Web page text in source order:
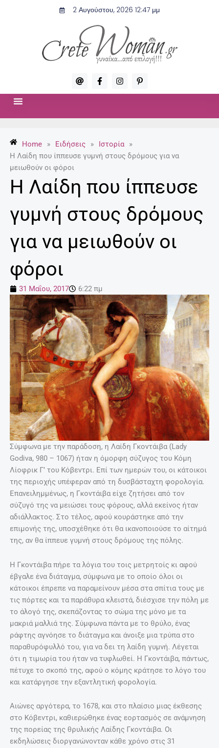
2 Αυγούστου, 2026 12:47 μμ
A
t
F
a
c
-
f
I
n
s
m
P
i
n
p
Home » Ειδήσεις » Ιστορία
»
Η Λαίδη που ίππευσε γυμνή στους δρόμους για να
μειωθούν οι φόροι
Η Λαίδη που ίππευσε
γυμνή στους δρόμους
για να μειωθούν οι
φόροι
31 Μαΐου, 2017 6:22 πμ
Σύμφωνα με την παράδοση, η Λαίδη Γκοντάιβα (Lady
Godiva, 980 – 1067) ήταν η όμορφη σύζυγος του Κόμη
Λίοφρικ Γ’ του Κόβεντρι. Επί των ημερών του, οι κάτοικοι
της περιοχής υπέφεραν από τη δυσβάσταχτη φορολογία.
Επανειλημμένως, η Γκοντάιβα είχε ζητήσει από τον
σύζυγό της να μειώσει τους φόρους, αλλά εκείνος ήταν
αδιάλλακτος. Στο τέλος, αφού κουράστηκε από την
επιμονής της, υποσχέθηκε ότι θα ικανοποιούσε το αίτημά
της, αν θα ίππευε γυμνή στους δρόμους της πόλης.
Η Γκοντάιβα πήρε τα λόγια του τοις μετρητοίς κι αφού
έβγαλε ένα διάταγμα, σύμφωνα με το οποίο όλοι οι
κάτοικοι έπρεπε να παραμείνουν μέσα στα σπίτια τους με
τις πόρτες και τα παράθυρα κλειστά, διέσχισε την πόλη με
το άλογό της, σκεπάζοντας το σώμα της μόνο με τα
μακριά μαλλιά της. Σύμφωνα πάντα με το θρύλο, ένας
ράφτης αγνόησε το διάταγμα και άνοιξε μια τρύπα στο
παραθυρόφυλλό του, για να δει τη λαίδη γυμνή. Λέγεται
ότι η τιμωρία του ήταν να τυφλωθεί. Η Γκοντάιβα, πάντως,
πέτυχε το σκοπό της, αφού ο κόμης κράτησε το λόγο του
και κατάργησε την εξαντλητική φορολογία.
Αιώνες αργότερα, το 1678, και στο πλαίσιο μιας έκθεσης
στο Κόβεντρι, καθιερώθηκε ένας εορτασμός σε ανάμνηση
της πορείας της θρυλικής Λαίδης Γκοντάιβα. Οι
εκδηλώσεις διοργανώνονταν κάθε χρόνο στις 31